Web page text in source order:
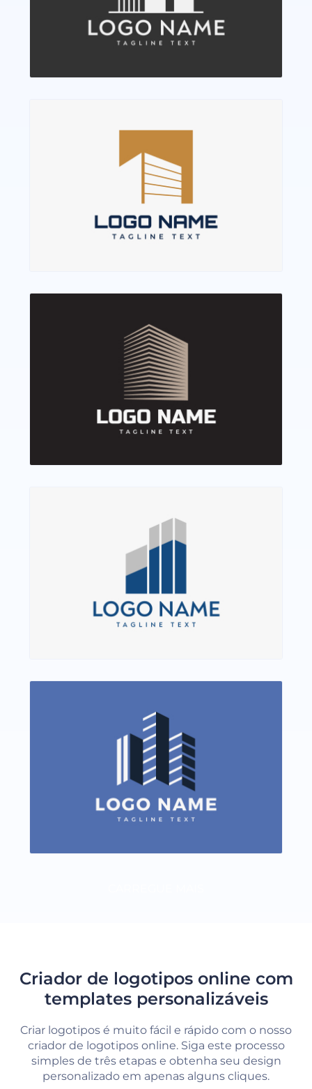
Criador de logotipos online com
templates personalizáveis
Criar logotipos é muito fácil e rápido com o nosso
criador de logotipos online. Siga este processo
simples de três etapas e obtenha seu design
personalizado em apenas alguns cliques.